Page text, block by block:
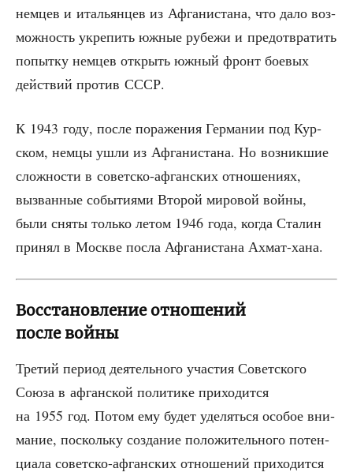
нем­цев и ита­льян­цев из Афга­ни­ста­на, что дало воз­
мож­ность укре­пить южные рубе­жи и предот­вра­тить
попыт­ку нем­цев открыть южный фронт бое­вых
дей­ствий про­тив СССР.
К 1943 году, после пора­же­ния Гер­ма­нии под Кур­
ском, нем­цы ушли из Афга­ни­ста­на. Но воз­ник­шие
слож­но­сти в совет­ско-афган­ских отно­ше­ни­ях,
вызван­ные собы­ти­я­ми Вто­рой миро­вой вой­ны,
были сня­ты толь­ко летом 1946 года, когда Ста­лин
при­нял в Москве посла Афга­ни­ста­на Ахмат-хана.
Восстановление отношений
после войны
Тре­тий пери­од дея­тель­но­го уча­стия Совет­ско­го
Сою­за в афган­ской поли­ти­ке при­хо­дит­ся
на 1955 год. Потом ему будет уде­лять­ся осо­бое вни­
ма­ние, посколь­ку созда­ние поло­жи­тель­но­го потен­
ци­а­ла совет­ско-афган­ских отно­ше­ний при­хо­дит­ся